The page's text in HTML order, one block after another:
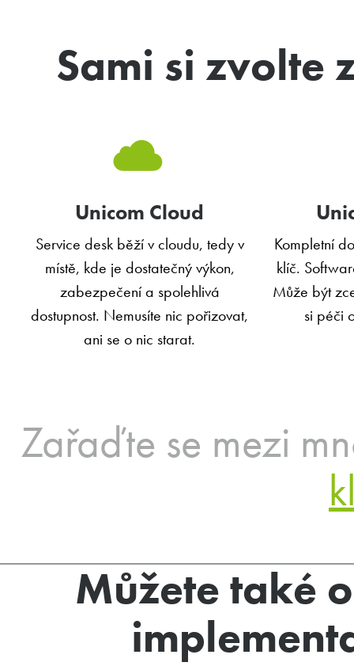
Sami si zvolte
Unicom Cloud
Service desk běží v cloudu, tedy v
místě, kde je dostatečný výkon,
zabezpečení a spolehlivá
dostupnost. Nemusíte nic pořizovat,
ani se o nic starat.
Kompletní
klíč.
Může být
si péči
Zařaďte se mezi
Můžete také